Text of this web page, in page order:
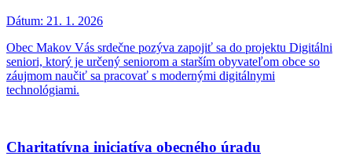
Dátum: 21. 1. 2026
Obec Makov Vás srdečne pozýva zapojiť sa do projektu Digitálni
seniori, ktorý je určený seniorom a starším obyvateľom obce so
záujmom naučiť sa pracovať s modernými digitálnymi
technológiami.
Charitatívna iniciatíva obecného úradu